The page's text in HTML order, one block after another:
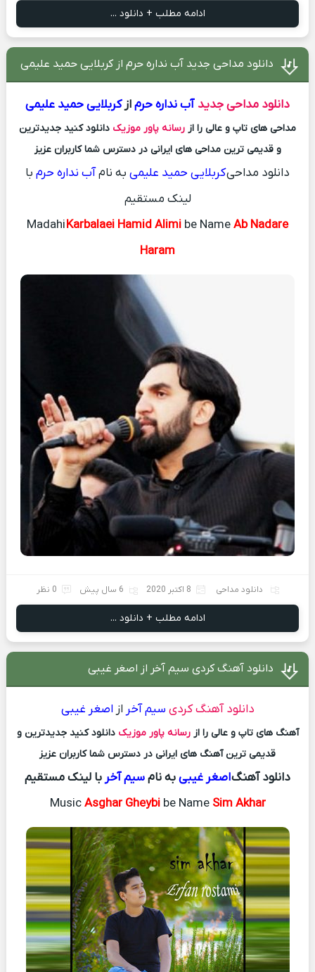
ادامه مطلب + دانلود ...
دانلود مداحی جدید آب نداره حرم از کربلایی حمید علیمی
دانلود مداحی جدید آب نداره حرمازکربلایی حمید علیمی
مداحی های تاپ و عالی را از رسانه پاور موزیک دانلود کنید جدیدترین
و قدیمی ترین مداحی های ایرانی در دسترس شما کاربران عزیز
دانلود مداحیکربلایی حمید علیمی به نامآب نداره حرم با
لینک مستقیم
MadahiKarbalaei Hamid Alimi be NameAb Nadare
Haram
دانلود مداحی 8 اکتبر 2020 6 سال پیش 0 نظر
ادامه مطلب + دانلود ...
دانلود آهنگ کردی سیم آخر از اصغر غیبی
دانلود آهنگ کردی سیم آخر از اصغر غیبی
آهنگ های تاپ و عالی را ازرسانه پاور موزیک دانلود کنید جدیدترین و
قدیمی ترین آهنگ های ایرانی در دسترس شما کاربران عزیز
دانلود آهنگاصغر غیبیبه نامسیم آخر با لینک مستقیم
MusicAsghar Gheybi be NameSim Akhar